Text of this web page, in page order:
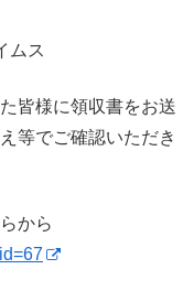
ムス
皆様に領収書をお送
等でご確認いただき
から